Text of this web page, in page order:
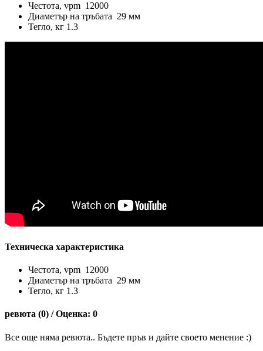
Честота, vpm 12000
Диаметър на тръбата 29 мм
Тегло, кг 1.3
Техническа характеристика
Честота, vpm 12000
Диаметър на тръбата 29 мм
Тегло, кг 1.3
ревюта (0) / Оценка: 0
Все още няма ревюта.. Бъдете пръв и дайте своето менение :)